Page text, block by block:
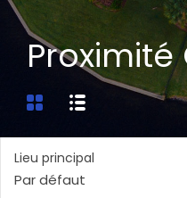
Lieu principal
Par défaut